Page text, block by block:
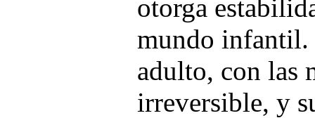
otorga
mundo infantil.
adulto, con las
irreversible, y